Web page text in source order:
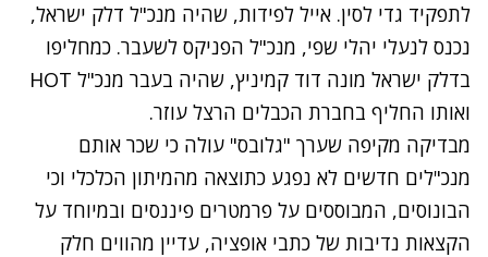
לתפקיד גדי לסין. אייל לפידות, שהיה מנכ"ל דלק ישראל,
נכנס לנעלי יהלי שפי, מנכ"ל הפניקס לשעבר. כמחליפו
בדלק ישראל מונה דוד קמיניץ, שהיה בעבר מנכ"ל HOT
ואותו החליף בחברת הכבלים הרצל עוזר.
מבדיקה מקיפה שערך "גלובס" עולה כי שכר אותם
מנכ"לים חדשים לא נפגע כתוצאה מהמיתון הכלכלי וכי
הבונוסים, המבוססים על פרמטרים פיננסים ובמיוחד על
הקצאות נדיבות של כתבי אופציה, עדיין מהווים חלק